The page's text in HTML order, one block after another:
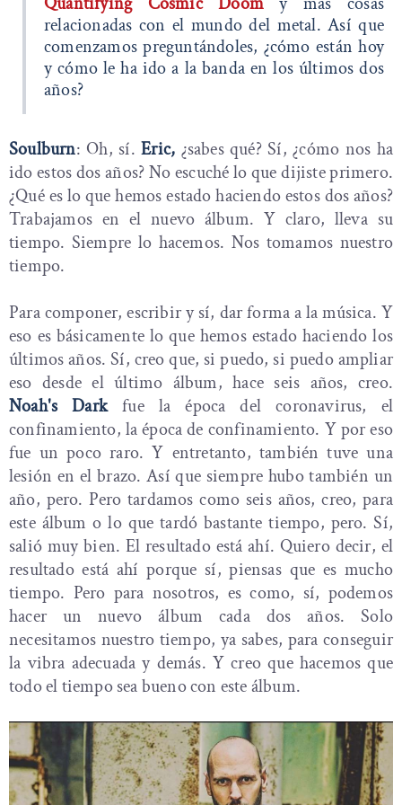
relacionadas con el mundo del metal. Así que
comenzamos preguntándoles, ¿cómo están hoy
y cómo le ha ido a la banda en los últimos dos
años?
Soulburn: Oh, sí.Eric, ¿sabes qué? Sí, ¿cómo nos ha
ido estos dos años? No escuché lo que dijiste primero.
¿Qué es lo que hemos estado haciendo estos dos años?
Trabajamos en el nuevo álbum. Y claro, lleva su
tiempo. Siempre lo hacemos. Nos tomamos nuestro
tiempo.
Para componer, escribir y sí, dar forma a la música. Y
eso es básicamente lo que hemos estado haciendo los
últimos años. Sí, creo que, si puedo, si puedo ampliar
eso desde el último álbum, hace seis años, creo.
Noah's Darkfue la época del coronavirus, el
confinamiento, la época de confinamiento. Y por eso
fue un poco raro. Y entretanto, también tuve una
lesión en el brazo. Así que siempre hubo también un
año, pero. Pero tardamos como seis años, creo, para
este álbum o lo que tardó bastante tiempo, pero. Sí,
salió muy bien. El resultado está ahí. Quiero decir, el
resultado está ahí porque sí, piensas que es mucho
tiempo. Pero para nosotros, es como, sí, podemos
hacer un nuevo álbum cada dos años. Solo
necesitamos nuestro tiempo, ya sabes, para conseguir
la vibra adecuada y demás. Y creo que hacemos que
todo el tiempo sea bueno con este álbum.